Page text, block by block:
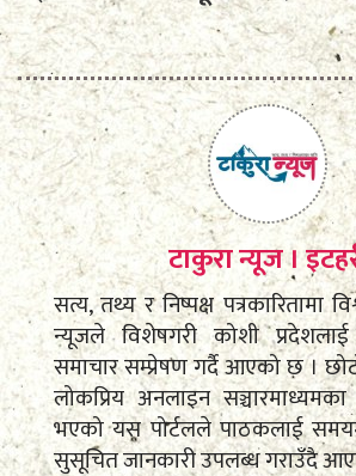
टाकुरा न्यूज ।
सत्य, तथ्य र निष्पक्ष पत्रकारितामा
न्यूजले विशेषगरी कोशी प्रदेशलाई
समाचार सम्प्रेषण गर्दै आएको छ ।
लोकप्रिय अनलाइन
भएको यस पोर्टलले पाठकलाई
सुसूचित जानकारी उपलब्ध गराउँदै